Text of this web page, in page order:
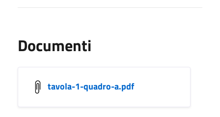
Documenti
tavola-1-quadro-a.pdf